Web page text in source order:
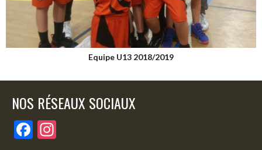
Equipe U13 2018/2019
NOS RÉSEAUX SOCIAUX
F